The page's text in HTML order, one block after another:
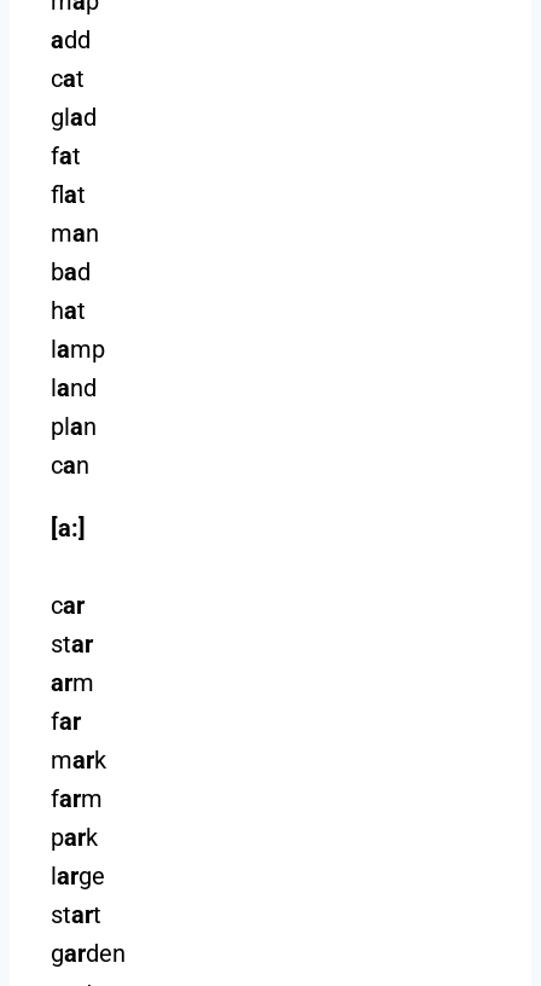
add
cat
glad
fat
flat
man
bad
hat
lamp
land
plan
can
[a:]
car
star
arm
far
mark
farm
park
large
start
garden